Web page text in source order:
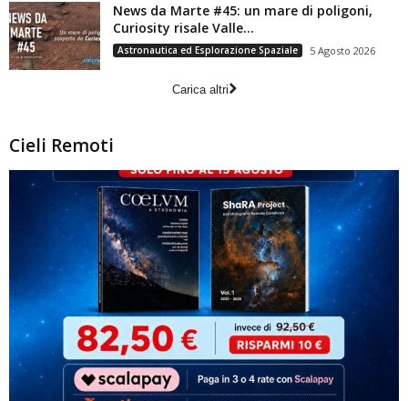
News da Marte #45: un mare di poligoni,
Curiosity risale Valle...
Astronautica ed Esplorazione Spaziale 5 Agosto 2026
Carica altri
Cieli Remoti